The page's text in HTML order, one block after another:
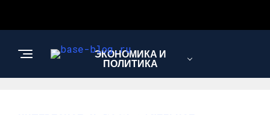
ЭКОНОМИКА И
ПОЛИТИКА
НОВОСТИ